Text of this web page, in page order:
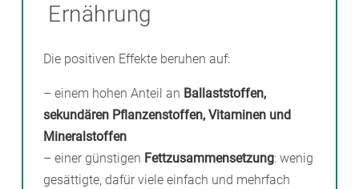
Ernährung
Die positiven Effekte beruhen auf:
– einem hohen Anteil an Ballaststoffen,
sekundären Pflanzenstoffen, Vitaminen und
Mineralstoffen
– einer günstigen Fettzusammensetzung: wenig
gesättigte, dafür viele einfach und mehrfach